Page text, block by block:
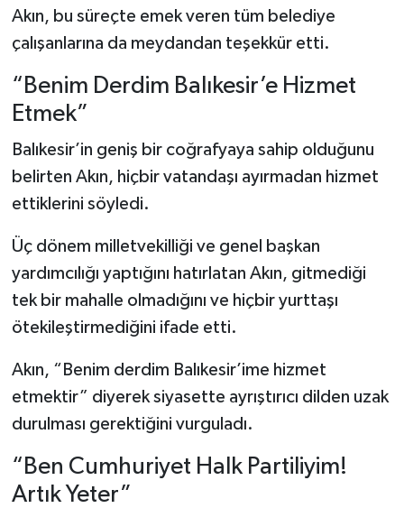
Akın, bu süreçte emek veren tüm belediye
çalışanlarına da meydandan teşekkür etti.
“Benim Derdim Balıkesir’e Hizmet
Etmek”
Balıkesir’in geniş bir coğrafyaya sahip olduğunu
belirten Akın, hiçbir vatandaşı ayırmadan hizmet
ettiklerini söyledi.
Üç dönem milletvekilliği ve genel başkan
yardımcılığı yaptığını hatırlatan Akın, gitmediği
tek bir mahalle olmadığını ve hiçbir yurttaşı
ötekileştirmediğini ifade etti.
Akın, “Benim derdim Balıkesir’ime hizmet
etmektir” diyerek siyasette ayrıştırıcı dilden uzak
durulması gerektiğini vurguladı.
“Ben Cumhuriyet Halk Partiliyim!
Artık Yeter”